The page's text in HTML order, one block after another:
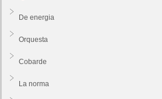
De energia
Orquesta
Cobarde
La norma